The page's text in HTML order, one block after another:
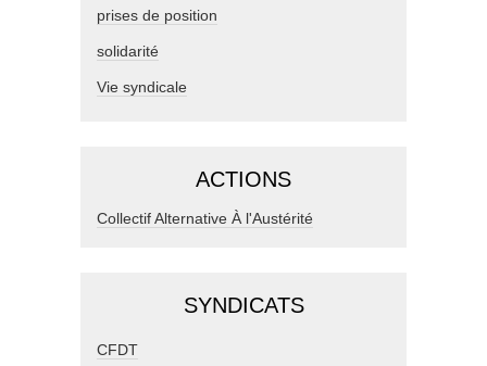
prises de position
solidarité
Vie syndicale
ACTIONS
Collectif Alternative À l'Austérité
SYNDICATS
CFDT